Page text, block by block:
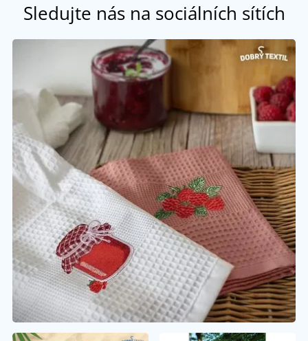
Sledujte nás na sociálních sítích